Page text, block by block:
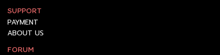
SUPPORT
PAYMENT
ABOUT US
FORUM